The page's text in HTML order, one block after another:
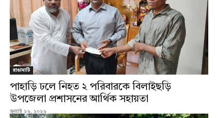
রাঙামাটি
পাহাড়ি ঢলে নিহত ২ পরিবারকে বিলাইছড়ি
উপজেলা প্রশাসনের আর্থিক সহায়তা
জুলাই ২৬, ২০২৬